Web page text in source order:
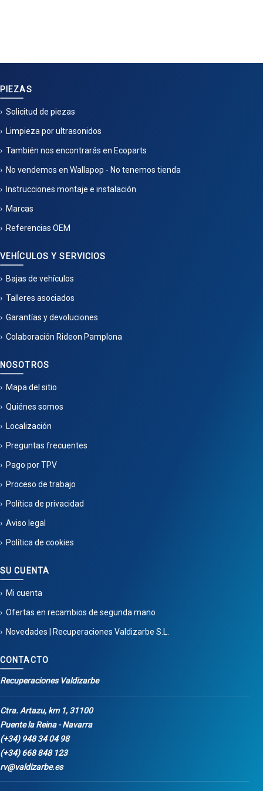
PIEZAS
Solicitud de piezas
Limpieza por ultrasonidos
También nos encontrarás en Ecoparts
No vendemos en Wallapop - No tenemos tienda
Instrucciones montaje e instalación
Marcas
Referencias OEM
VEHÍCULOS Y SERVICIOS
Bajas de vehículos
Talleres asociados
Garantías y devoluciones
Colaboración Rideon Pamplona
NOSOTROS
Mapa del sitio
Quiénes somos
Localización
Preguntas frecuentes
Pago por TPV
Proceso de trabajo
Política de privacidad
Aviso legal
Política de cookies
SU CUENTA
Mi cuenta
Ofertas en recambios de segunda mano
Novedades | Recuperaciones Valdizarbe S.L.
CONTACTO
Recuperaciones Valdizarbe
Ctra. Artazu, km 1, 31100
Puente la Reina - Navarra
(+34) 948 34 04 98
(+34) 668 848 123
rv@valdizarbe.es